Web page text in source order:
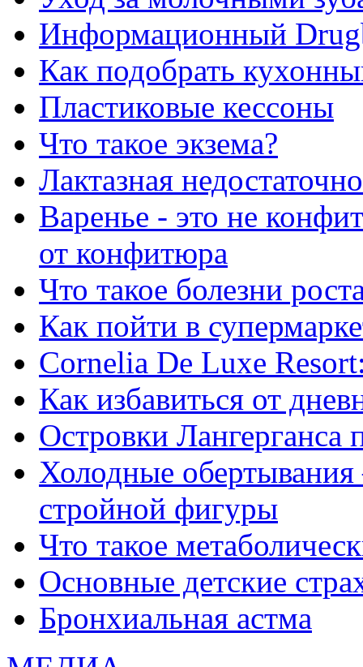
Информационный
Как подобрать
Пластиковые кессоны
Что такое экзема?
Лактазная
Варенье - это не
от конфитюра
Что такое болезни
Как пойти в
Сornelia De Luxe
Как избавиться от
Островки
Холодные обертывания
стройной фигуры
Что такое
Основные детские
Бронхиальная астма